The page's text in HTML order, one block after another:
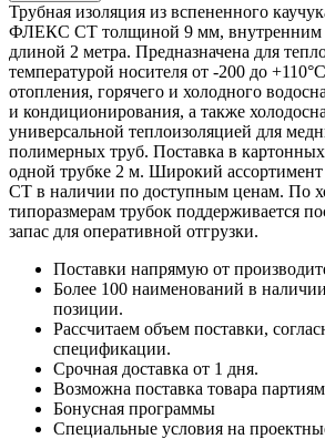
Трубная изоляция из вспененного
ФЛЕКС СТ толщиной 9 мм, внутренним
длиной 2 метра. Предназначена для
температурой носителя от -200 до
отопления, горячего и холодного
и кондиционирования, а также
универсальной теплоизоляцией для
полимерных труб. Поставка в
одной трубке 2 м. Широкий
СТ в наличии по доступным ценам. По
типоразмерам трубок поддерживается
запас для оперативной отгрузки.
Поставки напрямую от
Более 100 наименований в
позиции.
Рассчитаем объем поставки,
спецификации.
Срочная доставка от 1 дня.
Возможна поставка товара
Бонусная программы
Специальные условия на